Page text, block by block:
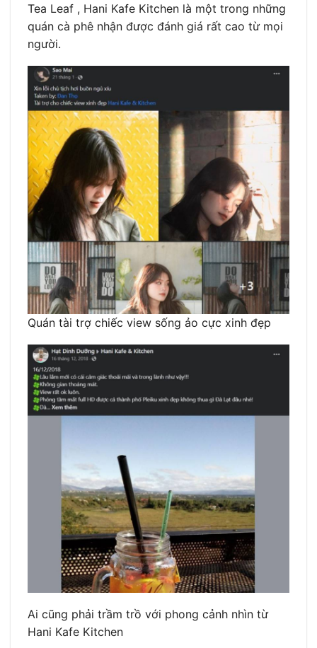
Tea Leaf , Hani Kafe Kitchen là một trong những
quán cà phê nhận được đánh giá rất cao từ mọi
người.
Quán tài trợ chiếc view sống ảo cực xinh đẹp
Ai cũng phải trầm trồ với phong cảnh nhìn từ
Hani Kafe Kitchen